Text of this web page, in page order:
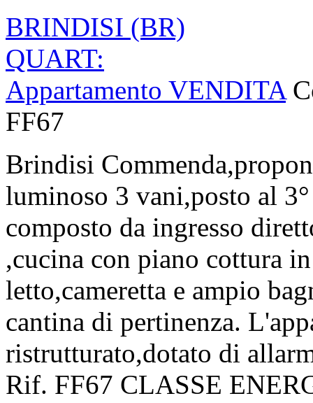
BRINDISI (BR)
QUART:
Appartamento VENDITA
FF67
Brindisi
luminoso 3 vani,posto al
composto da ingresso
,cucina con piano cottura
letto,cameretta e ampio
cantina di pertinenza.
ristrutturato,dotato di
Rif. FF67 CLASSE